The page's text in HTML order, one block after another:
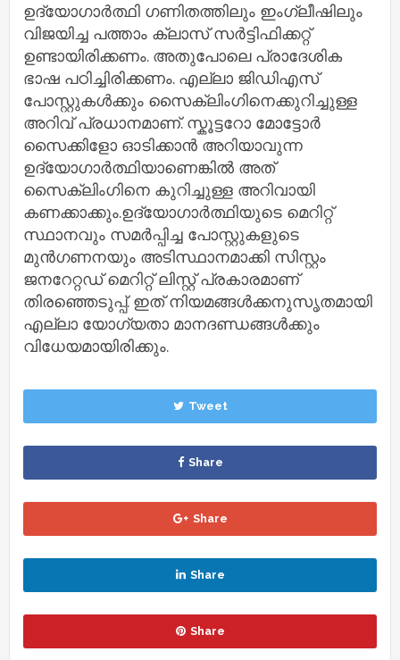
ഉദ്യോഗാര്‍ത്ഥി ഗണിതത്തിലും ഇംഗ്ലീഷിലും
വിജയിച്ച പത്താം ക്ലാസ് സര്‍ട്ടിഫിക്കറ്റ്
ഉണ്ടായിരിക്കണം. അതുപോലെ പ്രാദേശിക
ഭാഷ പഠിച്ചിരിക്കണം. എല്ലാ ജിഡിഎസ്
പോസ്റ്റുകള്‍ക്കും സൈക്ലിംഗിനെക്കുറിച്ചുള്ള
അറിവ് പ്രധാനമാണ്. സ്കൂട്ടറോ മോട്ടോര്‍
സൈക്കിളോ ഓടിക്കാന്‍ അറിയാവുന്ന
ഉദ്യോഗാര്‍ത്ഥിയാണെങ്കില്‍ അത്
സൈക്ലിംഗിനെ കുറിച്ചുള്ള അറിവായി
കണക്കാക്കും.ഉദ്യോഗാര്‍ത്ഥിയുടെ മെറിറ്റ്
സ്ഥാനവും സമര്‍പ്പിച്ച പോസ്റ്റുകളുടെ
മുന്‍ഗണനയും അടിസ്ഥാനമാക്കി സിസ്റ്റം
ജനറേറ്റഡ് മെറിറ്റ് ലിസ്റ്റ് പ്രകാരമാണ്
തിരഞ്ഞെടുപ്പ്. ഇത് നിയമങ്ങള്‍ക്കനുസൃതമായി
എല്ലാ യോഗ്യതാ മാനദണ്ഡങ്ങള്‍ക്കും
വിധേയമായിരിക്കും.
Tweet
Share
Share
Share
Share